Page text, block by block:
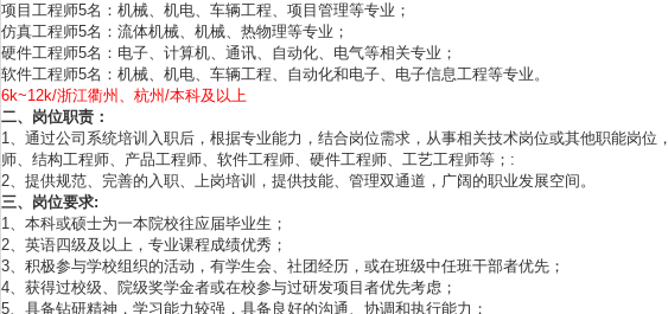
项目工程师5名：机械、机电、车辆工程、项目管理等专业；
仿真工程师5名：流体机械、机械、热物理等专业；
硬件工程师5名：电子、计算机、通讯、自动化、电气等相关专业；
软件工程师5名：机械、机电、车辆工程、自动化和电子、电子信息工程等专业。
6k~12k/浙江衢州、杭州/本科及以上
二、岗位职责：
1、通过公司系统培训入职后，根据专业能力，结合岗位需求，从事相关技术岗位或其他职能岗位
师、结构工程师、产品工程师、软件工程师、硬件工程师、工艺工程师等；:
2、提供规范、完善的入职、上岗培训，提供技能、管理双通道，广阔的职业发展空间。
三、岗位要求:
1、本科或硕士为一本院校往应届毕业生；
2、英语四级及以上，专业课程成绩优秀；
3、积极参与学校组织的活动，有学生会、社团经历，或在班级中任班干部者优先；
4、获得过校级、院级奖学金者或在校参与过研发项目者优先考虑；
5、具备钻研精神，学习能力较强，具备良好的沟通、协调和执行能力；